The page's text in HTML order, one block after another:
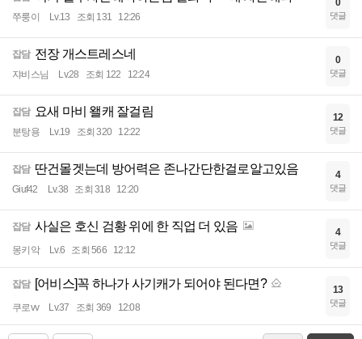
쭈룽이 Lv.13 조회 131 12:26
0
댓글
잡담 전장 개스트레스네
쟈비스님 Lv.28 조회 122 12:24
0
댓글
잡담 요새 마비 왤캐 잘걸림
분탕용 Lv.19 조회 320 12:22
12
댓글
잡담 딴건몰겟는데 방어력은 존나간단한걸로알고있음
Giuf42 Lv.38 조회 318 12:20
4
댓글
잡담 사실은 호신 검황 위에 한 직업 더 있음
몽키악 Lv.6 조회 566 12:12
4
댓글
잡담 [어비스]꼭 하나가 사기캐가 되어야 된다면?
쿠로vv Lv.37 조회 369 12:08
13
댓글